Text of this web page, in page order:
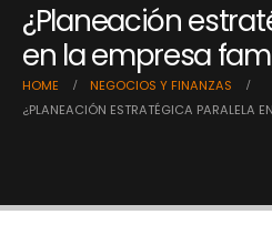
¿Planeación
en la empresa
HOME
NEGOCIOS Y FINANZAS
¿PLANEACIÓN ESTRATÉGICA PARALELA